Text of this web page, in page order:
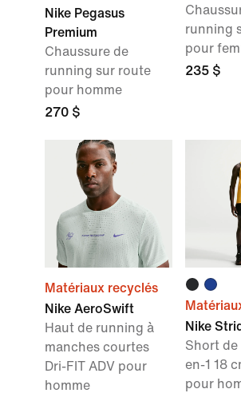
Nike Pegasus
Premium
Chaussure de
running sur route
pour homme
270 $
running
pour
235 $
Matériaux recyclés
Nike AeroSwift
Haut de running à
manches courtes
Dri-FIT ADV pour
homme
Nike
Short
en-1 18
pour